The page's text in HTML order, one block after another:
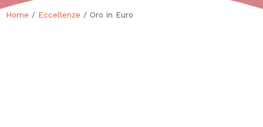
Home / Eccellenze / Oro in Euro